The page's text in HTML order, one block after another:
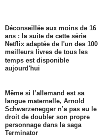
Déconseillée aux moins de 16
ans : la suite de cette série
Netflix adaptée de l'un des 100
meilleurs livres de tous les
temps est disponible
aujourd'hui
Même si l’allemand est sa
langue maternelle, Arnold
Schwarzenegger n’a pas eu le
droit de doubler son propre
personnage dans la saga
Terminator